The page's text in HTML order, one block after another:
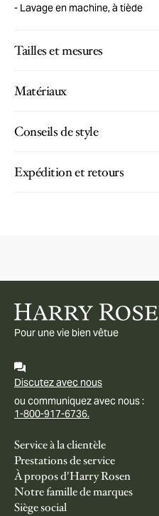
Lavage en machine, à tiède
Tailles et mesures
Matériaux
Conseils de style
Expédition et retours
Pour une vie bien vêtue
Discutez avec nous
ou communiquez avec nous :
1-800-917-6736.
Service à la clientèle
Prestations de service
À propos d'Harry Rosen
Notre famille de marques
Siège social